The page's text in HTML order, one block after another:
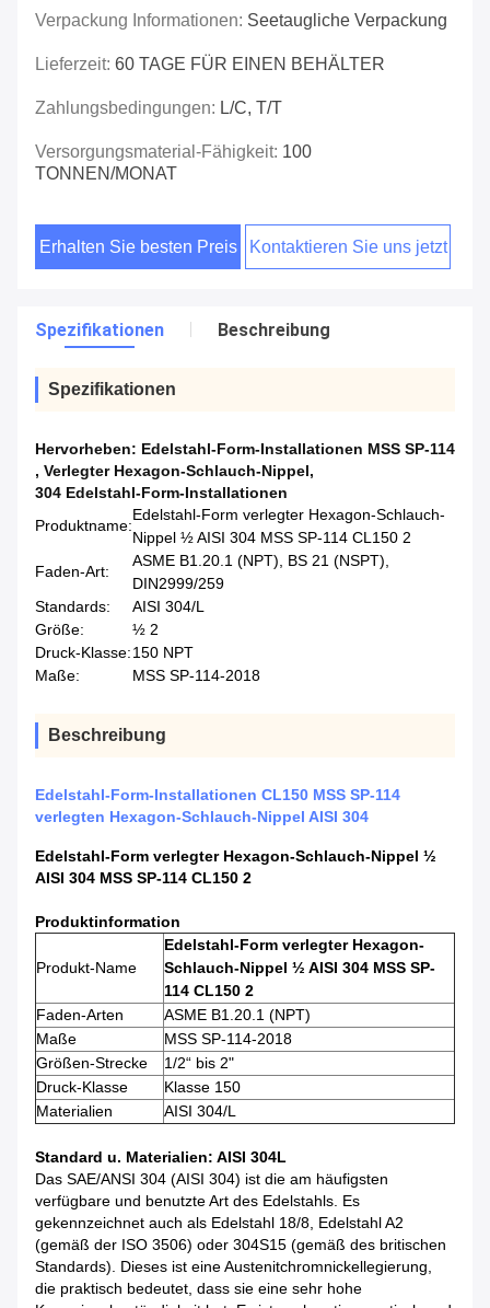
Verpackung Informationen: Seetaugliche Verpackung
Lieferzeit: 60 TAGE FÜR EINEN BEHÄLTER
Zahlungsbedingungen: L/C, T/T
Versorgungsmaterial-Fähigkeit: 100
TONNEN/MONAT
Erhalten Sie besten Preis Kontaktieren Sie uns jetzt
Spezifikationen Beschreibung
Spezifikationen
Hervorheben: Edelstahl-Form-Installationen MSS SP-114
, Verlegter Hexagon-Schlauch-Nippel,
304 Edelstahl-Form-Installationen
Produktname:
Edelstahl-Form verlegter Hexagon-Schlauch-
Nippel ½ AISI 304 MSS SP-114 CL150 2
Faden-Art:
ASME B1.20.1 (NPT), BS 21 (NSPT),
DIN2999/259
Standards:
AISI 304/L
Größe:
½ 2
Druck-Klasse:150 NPT
Maße:
MSS SP-114-2018
Beschreibung
Edelstahl-Form-Installationen CL150 MSS SP-114
verlegten Hexagon-Schlauch-Nippel AISI 304
Edelstahl-Form verlegter Hexagon-Schlauch-Nippel ½
AISI 304 MSS SP-114 CL150 2
Produktinformation
Produkt-Name
Edelstahl-Form verlegter Hexagon-
Schlauch-Nippel ½ AISI 304 MSS SP-
114 CL150 2
Faden-Arten
ASME B1.20.1 (NPT)
Maße
MSS SP-114-2018
Größen-Strecke
1/2“ bis 2"
Druck-Klasse
Klasse 150
Materialien
AISI 304/L
Standard u. Materialien: AISI 304L
Das SAE/ANSI 304 (AISI 304) ist die am häufigsten
verfügbare und benutzte Art des Edelstahls. Es
gekennzeichnet auch als Edelstahl 18/8, Edelstahl A2
(gemäß der ISO 3506) oder 304S15 (gemäß des britischen
Standards). Dieses ist eine Austenitchromnickellegierung,
die praktisch bedeutet, dass sie eine sehr hohe